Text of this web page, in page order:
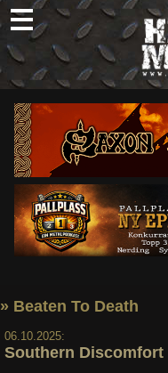
Skip
to
content
Søk
» Beaten To Death
06.10.2025:
Southern Discomfort